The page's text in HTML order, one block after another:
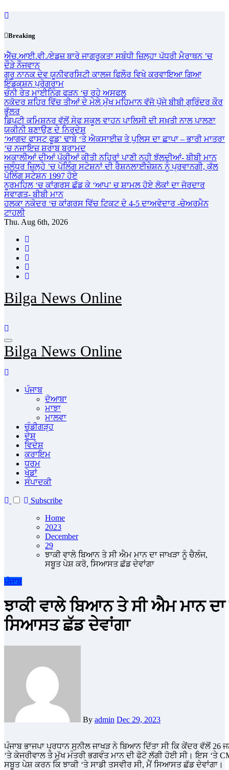
Skip
content
Breaking
ਐੱਚ.ਆਈ.ਵੀ./ਏਡਜ਼ ਬਾਰੇ ਜਾਗਰੂਕਤਾ ਸਬੰਧੀ ਜ਼ਿਲ੍ਹਾ ਪੱਧਰੀ ਮੈਰਾਥਨ ’ਚ
ਦੌੜੇ ਨੌਜਵਾਨ
ਗੁਰੂ ਨਾਨਕ ਦੇਵ ਯੂਨੀਵਰਸਿਟੀ ਕਾਲਜ ਫਿਲੌਰ ਵਿਖੇ ਕਰਵਾਇਆ ਗਿਆ
ਇੰਡਕਸ਼ਨ ਪ੍ਰੋਗਰਾਮ
ਚੰਨੀ ਰੇਤ ਮਾਈਨਿੰਗ ਫੜਨ ‘ਚ ਰਹੇ ਅਸਫਲ
ਨਕੋਦਰ ਸ਼ਹਿਰ ਵਿੱਚ ਤੀਆਂ ਦੇ ਮੇਲੇ ਮੁੱਖ ਮਹਿਮਾਨ ਵੱਜੋ ਪੁੱਜੇ ਬੀਬੀ ਗੁਰਿੰਦਰ ਕੌਰ
ਭੁੱਲਰ
ਡਿਪਟੀ ਕਮਿਸ਼ਨਰ ਵੱਲੋਂ ਸੇਫ ਸਕੂਲ ਵਾਹਨ ਪਾਲਿਸੀ ਦੀ ਸਖ਼ਤੀ ਨਾਲ ਪਾਲਣਾ
ਯਕੀਨੀ ਬਣਾਉਣ ਦੇ ਨਿਰਦੇਸ਼
‘ਆਗਦ ਫਾਸਟ ਫੂਡ’ ਢਾਬੇ ‘ਤੇ ਐਕਸਾਈਜ਼ ਤੇ ਪੁਲਿਸ ਦਾ ਛਾਪਾ – ਭਾਰੀ ਮਾਤਰਾ
‘ਚ ਨਜਾਇਜ਼ ਸ਼ਰਾਬ ਬਰਾਮਦ
ਅਕਾਲੀਆਂ ਦੀਆਂ ਪੱਕੀਆਂ ਕੀਤੀ ਨਹਿਰਾਂ ਪਾਣੀ ਨਹੀ ਝੱਲਦੀਆਂ- ਬੀਬੀ ਮਾਨ
ਜਲੰਧਰ ਜ਼ਿਲ੍ਹੇ ’ਚ ਪੋਲਿੰਗ ਸਟੇਸ਼ਨਾਂ ਦੀ ਰੈਸ਼ਨਲਾਈਜ਼ੇਸ਼ਨ ਨੂੰ ਪ੍ਰਵਾਨਗੀ, ਕੁੱਲ
ਪੋਲਿੰਗ ਸਟੇਸ਼ਨ 1997 ਹੋਏ
ਨੂਰਮਹਿਲ ‘ਚ ਕਾਂਗਰਸ ਛੱਡ ਕੇ ‘ਆਪ’ ਚ ਸ਼ਾਮਲ ਹੋਏ ਲੋਕਾਂ ਦਾ ਜੋਰਦਾਰ
ਸਵਾਗਤ- ਬੀਬੀ ਮਾਨ
ਹਲਕਾ ਨਕੋਦਰ ‘ਚ ਕਾਂਗਰਸ ਵਿੱਚ ਟਿਕਟ ਦੇ 4-5 ਦਾਅਵੇਦਾਰ -ਚੇਅਰਮੈਨ
ਟਾਹਲੀ
Thu. Aug 6th, 2026
Bilga News Online
Bilga News Online
ਪੰਜਾਬ
ਦੋਆਬਾ
ਮਾਝਾ
ਮਾਲਵਾ
ਚੰਡੀਗੜ੍ਹ
ਦੇਸ਼
ਵਿਦੇਸ਼
ਕਰਾਇਮ
ਧਰਮ
ਖੇਡਾਂ
ਸੰਪਾਦਕੀ
Subscribe
Home
2023
December
29
ਝਾਕੀ ਵਾਲੇ ਬਿਆਨ ਤੇ ਸੀ ਐਮ ਮਾਨ ਦਾ ਜਾਖੜਾ ਨੂੰ ਚੈਲੰਜ,
ਸਬੂਤ ਪੇਸ਼ ਕਰੋ, ਸਿਆਸਤ ਛੱਡ ਦੇਵਾਂਗਾ
ਪੰਜਾਬ
ਝਾਕੀ ਵਾਲੇ ਬਿਆਨ ਤੇ ਸੀ ਐਮ ਮਾਨ
ਸਿਆਸਤ ਛੱਡ ਦੇਵਾਂਗਾ
By admin Dec 29, 2023
ਪੰਜਾਬ ਭਾਜਪਾ ਪ੍ਰਧਾਨ ਸੁਨੀਲ ਜਾਖੜ ਨੇ ਬਿਆਨ ਦਿੱਤਾ ਸੀ ਕਿ ਕੇਂਦਰ ਵੱਲੋਂ 26 ਜਨਵਰੀ ਨੂੰ ਪੰਜਾਬ ਦੀ ਝਾਕੀ ਇਸ ਲਈ ਨਹੀਂ ਰੱਖੀ ਗਈ ਕਿਉਂਕਿ ਝਾਕੀ
‘ਤੇ ਕੇਜਰੀਵਾਲ ਤੇ ਮੁੱਖ ਮੰਤਰੀ ਭਗਵੰਤ ਮਾਨ ਦੀ ਫੋਟੋ ਲੱਗੀ ਹੋਈ ਸੀ। ਇਸ ‘ਤੇ
ਸਬੂਤ ਪੇਸ਼ ਕਰਨ ਕਿ ਝਾਕੀ ‘ਤੇ ਸਾਡੀ ਤਸਵੀਰ ਸੀ, ਮੈਂ ਸਿਆਸਤ ਛੱਡ ਦੇਵਾਂਗਾ।